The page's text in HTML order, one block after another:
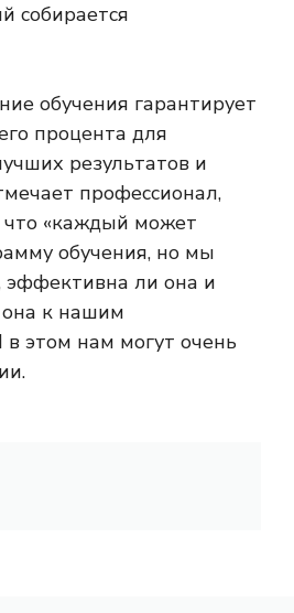
собирается
обучения гарантирует
процента для
результатов и
профессионал,
«каждый может
обучения, но мы
ли она и
она к нашим
в этом нам могут очень